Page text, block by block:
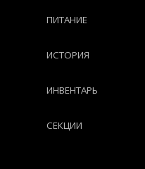
ПИТАНИЕ
ИСТОРИЯ
ИНВЕНТАРЬ
СЕКЦИИ